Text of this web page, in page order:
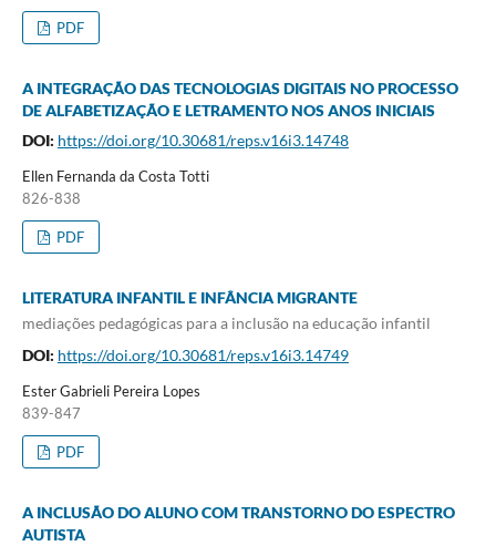
PDF
A INTEGRAÇÃO DAS TECNOLOGIAS DIGITAIS NO PROCESSO
DE ALFABETIZAÇÃO E LETRAMENTO NOS ANOS INICIAIS
DOI: https://doi.org/10.30681/reps.v16i3.14748
Ellen Fernanda da Costa Totti
826-838
PDF
LITERATURA INFANTIL E INFÂNCIA MIGRANTE
mediações pedagógicas para a inclusão na educação infantil
DOI: https://doi.org/10.30681/reps.v16i3.14749
Ester Gabrieli Pereira Lopes
839-847
PDF
A INCLUSÃO DO ALUNO COM TRANSTORNO DO ESPECTRO
AUTISTA